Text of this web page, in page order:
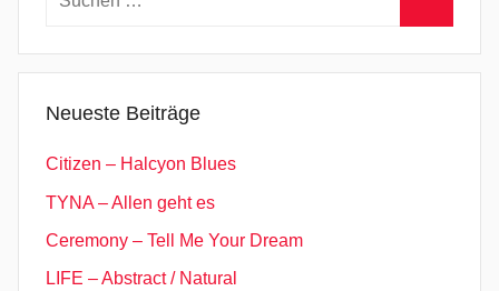
Neueste Beiträge
Citizen – Halcyon Blues
TYNA – Allen geht es
Ceremony – Tell Me Your Dream
LIFE – Abstract / Natural